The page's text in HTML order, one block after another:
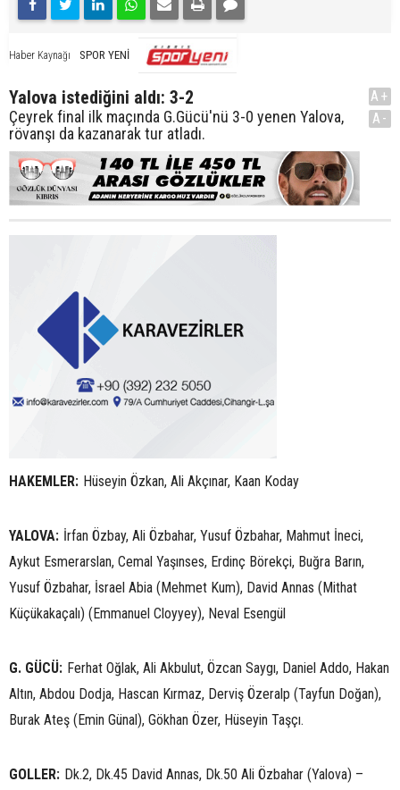
Haber Kaynağı SPOR YENİ
Yalova istediğini aldı: 3-2
Çeyrek final ilk maçında G.Gücü'nü 3-0 yenen Yalova,
rövanşı da kazanarak tur atladı.
A+
A-
HAKEMLER: Hüseyin Özkan, Ali Akçınar, Kaan Koday
YALOVA: İrfan Özbay, Ali Özbahar, Yusuf Özbahar, Mahmut İneci,
Aykut Esmerarslan, Cemal Yaşınses, Erdinç Börekçi, Buğra Barın,
Yusuf Özbahar, İsrael Abia (Mehmet Kum), David Annas (Mithat
Küçükakaçalı) (Emmanuel Cloyyey), Neval Esengül
G. GÜCÜ: Ferhat Oğlak, Ali Akbulut, Özcan Saygı, Daniel Addo, Hakan
Altın, Abdou Dodja, Hascan Kırmaz, Derviş Özeralp (Tayfun Doğan),
Burak Ateş (Emin Günal), Gökhan Özer, Hüseyin Taşçı.
GOLLER: Dk.2, Dk.45 David Annas, Dk.50 Ali Özbahar (Yalova) –